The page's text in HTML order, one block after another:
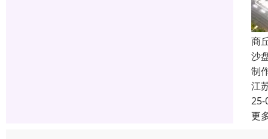
商
沙
制
江
25-
更